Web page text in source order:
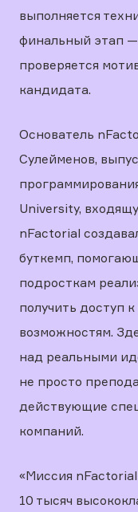
выполняется
финальный этап
проверяется
кандидата.
Основатель
Сулейменов,
University,
nFactorial
буткемп,
подросткам
получить доступ
возможностям.
над реальными
не просто
действующие
компаний.
«Миссия
10 тысяч